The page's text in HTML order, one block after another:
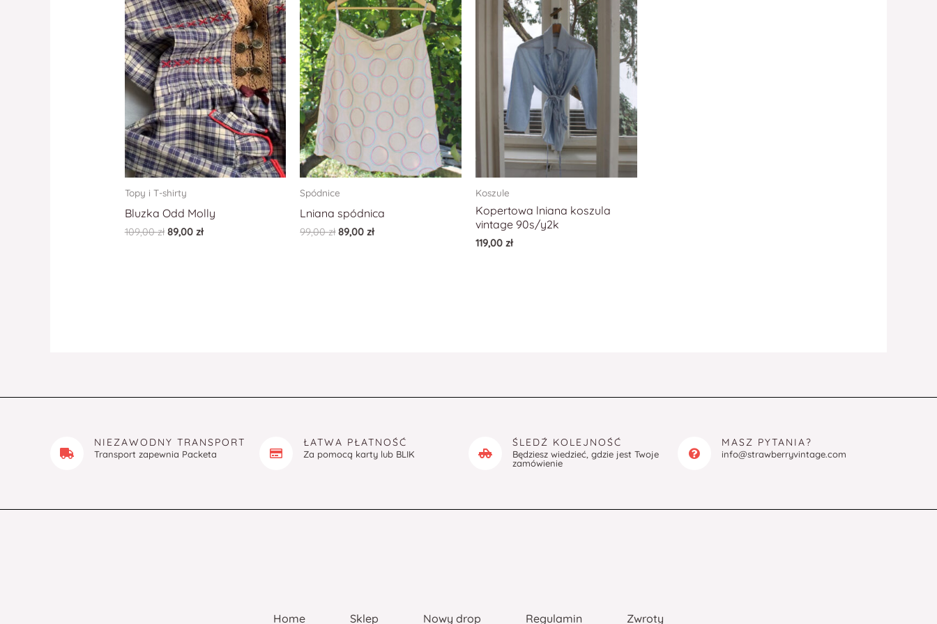
Topy i T-shirty
Bluzka Odd Molly
109,00zł 89,00 zł
Spódnice
Lniana spódnica
99,00zł 89,00zł
Koszule
Kopertowa lniana koszula
vintage 90s/y2k
119,00 zł
NIEZAWODNY TRANSPORT
Transport zapewnia Packeta
ŁATWA PŁATNOŚĆ
Za pomocą karty lub BLIK
ŚLEDŹ KOLEJNOŚĆ
Będziesz wiedzieć, gdzie jest Twoje
zamówienie
MASZ PYTANIA?
info@strawberryvintage.com
Home Sklep Nowy drop Regulamin Zwroty